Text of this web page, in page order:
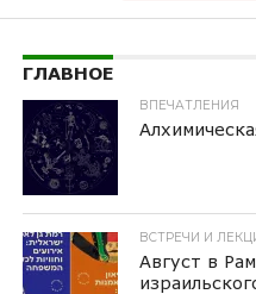
ГЛАВНОЕ
ВПЕЧАТЛЕНИЯ
ВСТРЕЧИ И
Август в